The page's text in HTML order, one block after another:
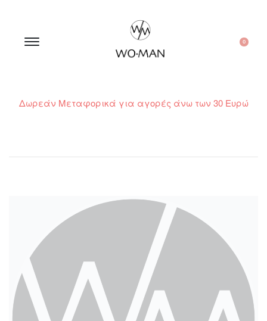
0
Δωρεάν Μεταφορικά για αγορές άνω των 30 Ευρώ